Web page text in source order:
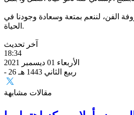
الفن، لننعم بمتعة وسعادة وجودنا في
الحياة.
آخر تحديث
18:34
الأربعاء 01 ديسمبر 2021
- 26 ربيع الثاني 1443 هـ
مقالات مشابهة